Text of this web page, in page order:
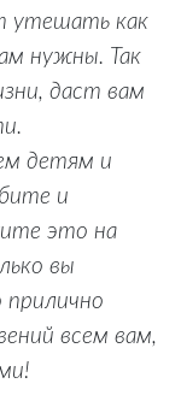
утешать как
нужны. Так
даст вам
детям и
и
это на
вы
всем вам,